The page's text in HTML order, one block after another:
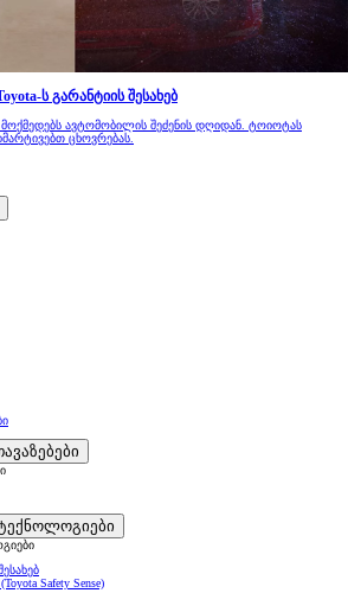
ს გარანტიის შესახებ
ავტომობილის შეძენის დღიდან. ტოიოტას
ცხოვრებას.
Safety Sense)